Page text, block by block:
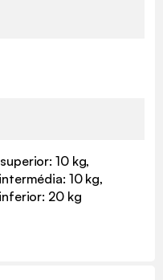
10 kg,
10 kg,
20 kg